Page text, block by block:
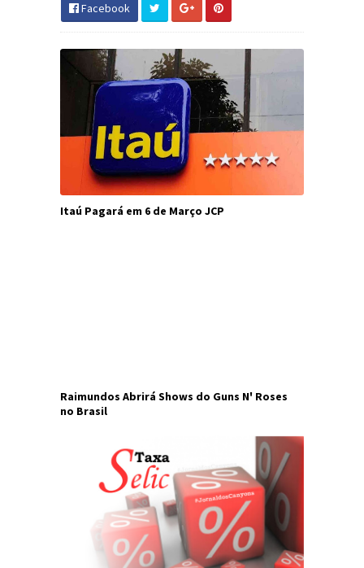
Facebook
Itaú Pagará em 6 de Março JCP
Raimundos Abrirá Shows do Guns N' Roses
no Brasil